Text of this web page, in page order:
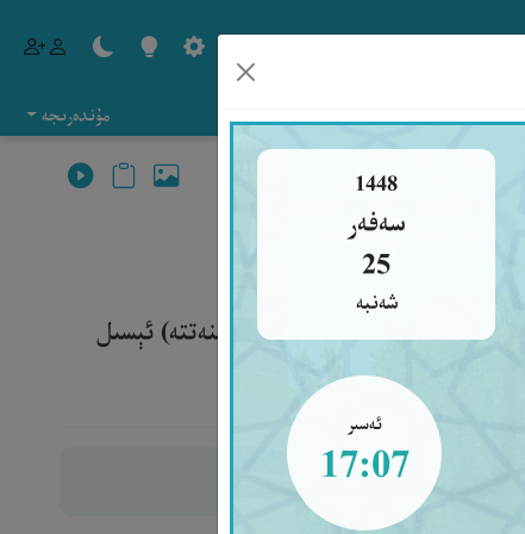
1448
سەفەر
25
شەنبە
ئەسىر
17:07
مۇندەرىجە
قاتلاپ بېرىمىز، ئۇنىڭغا (جەننەتتە) ئېسىل